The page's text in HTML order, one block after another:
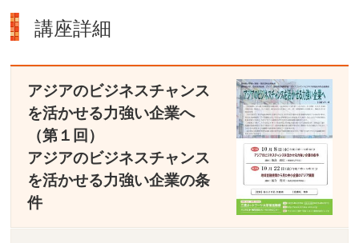
講座詳細
アジアのビジネスチャンス
を活かせる力強い企業へ
（第１回）
アジアのビジネスチャンス
を活かせる力強い企業の条
件